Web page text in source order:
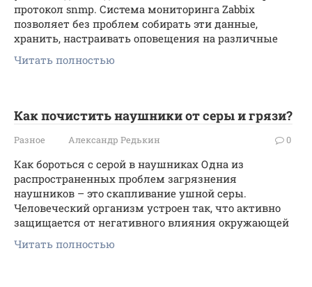
протокол snmp. Система мониторинга Zabbix
позволяет без проблем собирать эти данные,
хранить, настраивать оповещения на различные
Читать полностью
Как почистить наушники от серы и грязи?
Разное Александр Редькин 0
Как бороться с серой в наушниках Одна из
распространенных проблем загрязнения
наушников – это скапливание ушной серы.
Человеческий организм устроен так, что активно
защищается от негативного влияния окружающей
Читать полностью